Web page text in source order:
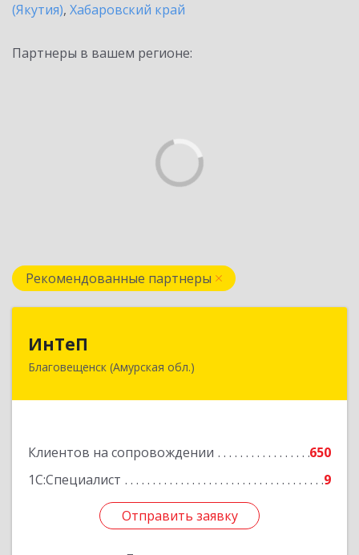
(Якутия), Хабаровский край
Партнеры в вашем регионе:
Рекомендованные партнеры
ИнТеП
Благовещенск (Амурская обл.)
Клиентов на сопровождении
650
1С:Специалист
9
Отправить заявку
675000, Амурская обл, Благовещенск г,
Отправить заявку